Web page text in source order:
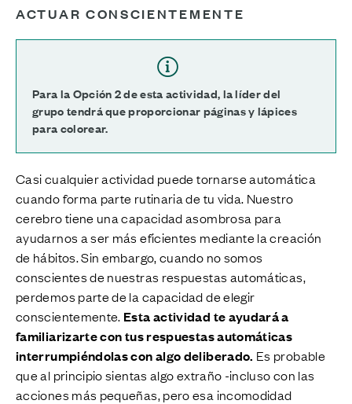
ACTUAR CONSCIENTEMENTE
Para la Opción 2 de esta actividad, la líder del
grupo tendrá que proporcionar páginas y lápices
para colorear.
Casi cualquier actividad puede tornarse automática
cuando forma parte rutinaria de tu vida. Nuestro
cerebro tiene una capacidad asombrosa para
ayudarnos a ser más eficientes mediante la creación
de hábitos. Sin embargo, cuando no somos
conscientes de nuestras respuestas automáticas,
perdemos parte de la capacidad de elegir
conscientemente. Esta actividad te ayudará a
familiarizarte con tus respuestas automáticas
interrumpiéndolas con algo deliberado. Es probable
que al principio sientas algo extraño -incluso con las
acciones más pequeñas, pero esa incomodidad